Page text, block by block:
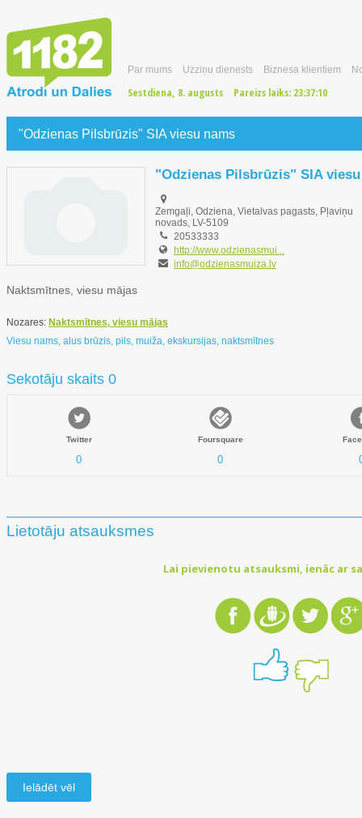
Par mums Uzziņu dienests Biznesa klientiem
Sestdiena, 8. augusts Pareizs laiks: 23:37:11
"Odzienas Pilsbrūzis" SIA viesu nams
"Odzienas Pilsbrūzis" SIA
Zemgaļi, Odziena, Vietalvas pagasts, Pļaviņu
novads, LV-5109
20533333
http://www.odzienasmui...
info@odzienasmuiza.lv
Naktsmītnes, viesu mājas
Nozares: Naktsmītnes, viesu mājas
Viesu nams, alus brūzis, pils, muiža, ekskursijas, naktsmītnes
Sekotāju skaits 0
Twitter
0
Foursquare
0
Lietotāju atsauksmes
Lai pievienotu atsauksmi, ienāc ar
Ielādēt vēl